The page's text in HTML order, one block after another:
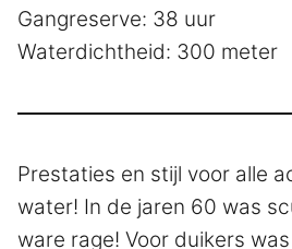
Gangreserve: 38 uur
Waterdichtheid: 300 meter
Prestaties en stijl voor alle
water! In de jaren 60 was
ware rage! Voor duikers